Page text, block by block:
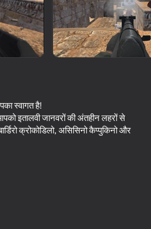
केवल लैंडस्केप
का समर्थन करता है
स्वागत है!
इतालवी जानवरों की अंतहीन लहरों से
क्रोकोडिलो, असिसिनो कैप्पुकिनो और
हथियार उठाओ और अपने दुश्मनों को